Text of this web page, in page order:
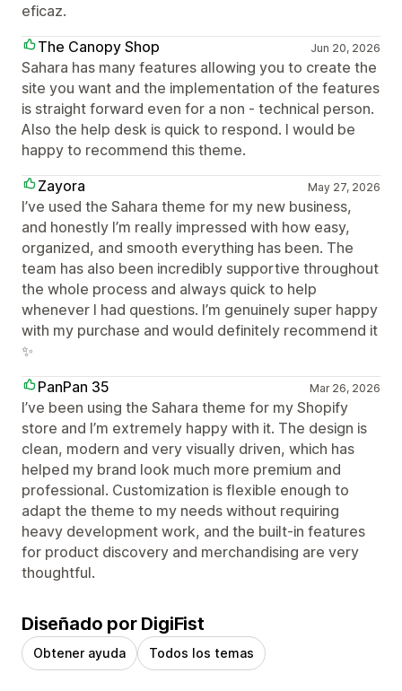
eficaz.
The Canopy Shop
Jun 20, 2026
Sahara has many features allowing you to create the
site you want and the implementation of the features
is straight forward even for a non - technical person.
Also the help desk is quick to respond. I would be
happy to recommend this theme.
Zayora
May 27, 2026
I’ve used the Sahara theme for my new business,
and honestly I’m really impressed with how easy,
organized, and smooth everything has been. The
team has also been incredibly supportive throughout
the whole process and always quick to help
whenever I had questions. I’m genuinely super happy
with my purchase and would definitely recommend it
✨
PanPan 35
Mar 26, 2026
I’ve been using the Sahara theme for my Shopify
store and I’m extremely happy with it. The design is
clean, modern and very visually driven, which has
helped my brand look much more premium and
professional. Customization is flexible enough to
adapt the theme to my needs without requiring
heavy development work, and the built‑in features
for product discovery and merchandising are very
thoughtful.
Diseñado por DigiFist
Obtener ayuda Todos los temas